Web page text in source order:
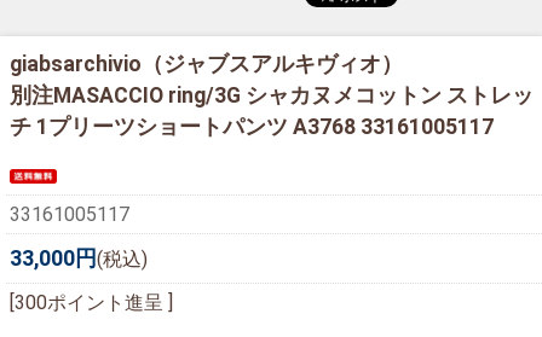
giabsarchivio（ジャブスアルキヴィオ）
別注MASACCIO ring/3G シャカヌメコットン ストレッ
チ 1プリーツショートパンツ A3768 33161005117
33161005117
33,000円(税込)
[300ポイント進呈 ]